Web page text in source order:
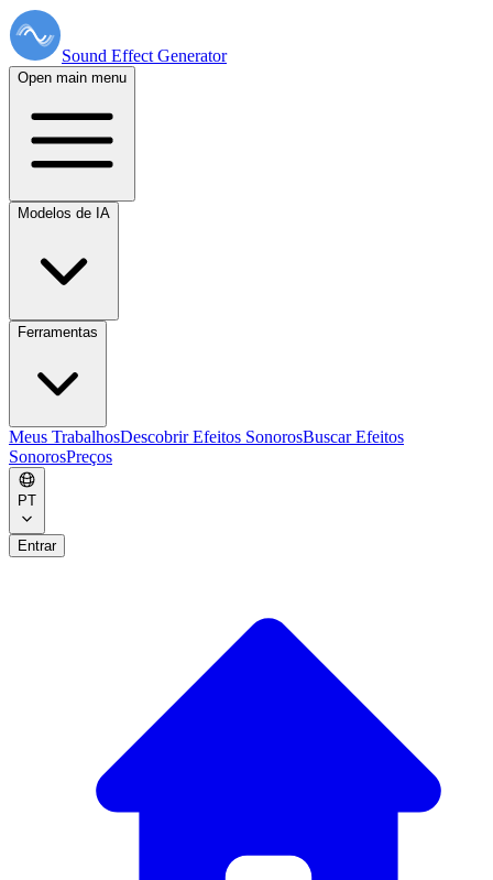
Sound Effect Generator
Open main menu
Modelos de IA
Ferramentas
Meus TrabalhosDescobrir Efeitos SonorosBuscar Efeitos
SonorosPreços
PT
Entrar